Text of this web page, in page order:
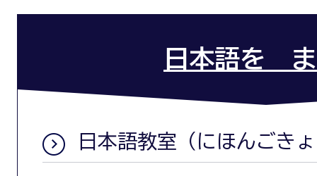
日本語を
日本語教室（にほんごき